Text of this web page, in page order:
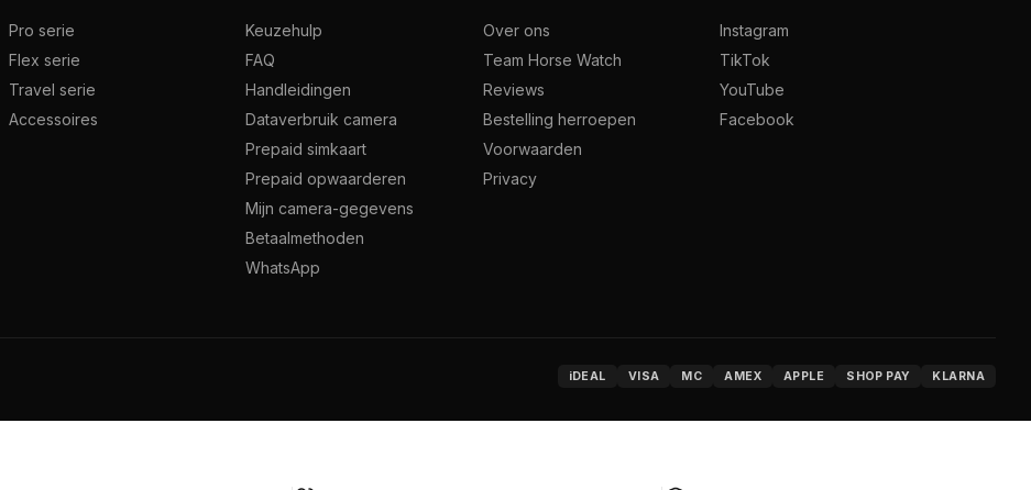
Pro serie
Flex serie
Travel serie
Accessoires
Keuzehulp
FAQ
Handleidingen
Dataverbruik camera
Prepaid simkaart
Prepaid opwaarderen
Mijn camera-gegevens
Betaalmethoden
WhatsApp
Over ons
Team Horse Watch
Reviews
Bestelling herroepen
Voorwaarden
Privacy
Instagram
TikTok
YouTube
Facebook
iDEAL VISA MC AMEX APPLE SHOP PAY KLARNA